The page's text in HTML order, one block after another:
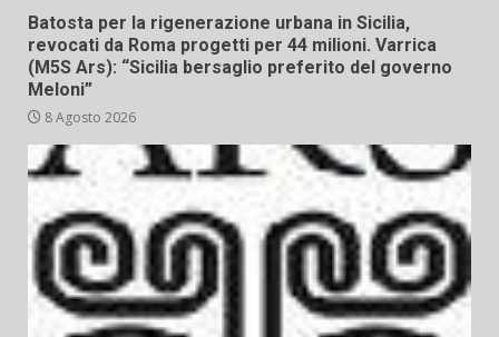
Batosta per la rigenerazione urbana in Sicilia,
revocati da Roma progetti per 44 milioni. Varrica
(M5S Ars): “Sicilia bersaglio preferito del governo
Meloni”
8 Agosto 2026